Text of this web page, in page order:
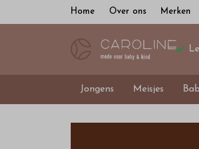
Home Over ons Merken
Jongens Meisjes
Prinsessefin